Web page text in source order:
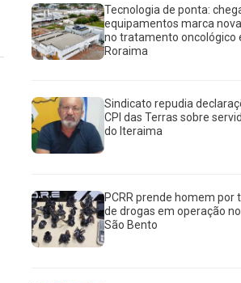
Tecnologia de ponta:
equipamentos marca
no tratamento oncológico
Roraima
Sindicato repudia
CPI das Terras sobre
do Iteraima
PCRR prende homem por
de drogas em operação
São Bento